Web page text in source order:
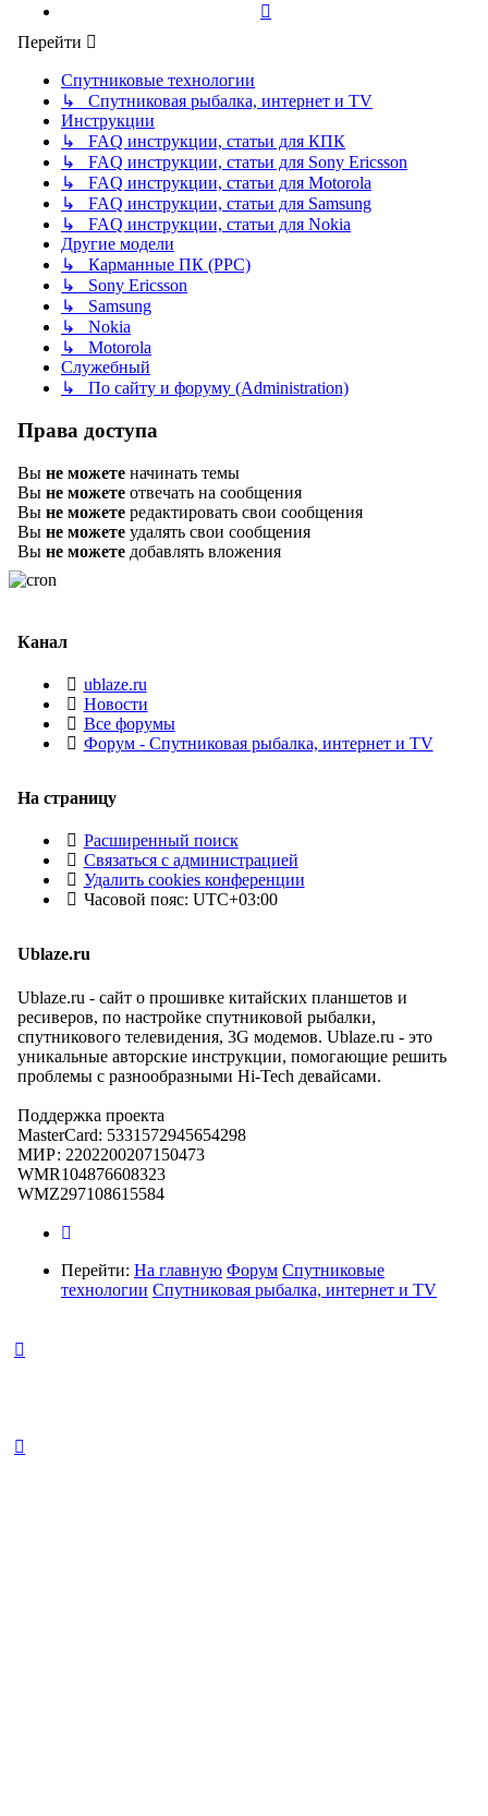
Перейти
Спутниковые технологии
↳ Спутниковая рыбалка, интернет и TV
Инструкции
↳ FAQ инструкции, статьи для КПК
↳ FAQ инструкции, статьи для Sony Ericsson
↳ FAQ инструкции, статьи для Motorola
↳ FAQ инструкции, статьи для Samsung
↳ FAQ инструкции, статьи для Nokia
Другие модели
↳ Карманные ПК (PPC)
↳ Sony Ericsson
↳ Samsung
↳ Nokia
↳ Motorola
Служебный
↳ По сайту и форуму (Administration)
Права доступа
Вы не можете начинать темы
Вы не можете отвечать на сообщения
Вы не можете редактировать свои сообщения
Вы не можете удалять свои сообщения
Вы не можете добавлять вложения
Канал
ublaze.ru
Новости
Все форумы
Форум - Спутниковая рыбалка, интернет и TV
На страницу
Расширенный поиск
Связаться с администрацией
Удалить cookies конференции
Часовой пояс: UTC+03:00
Ublaze.ru
Ublaze.ru - сайт о прошивке китайских планшетов и
ресиверов, по настройке спутниковой рыбалки,
спутникового телевидения, 3G модемов. Ublaze.ru - это
уникальные авторские инструкции, помогающие решить
проблемы с разнообразными Hi-Tech девайсами.
Поддержка проекта
MasterCard: 5331572945654298
МИР: 2202200207150473
WMR104876608323
WMZ297108615584
Перейти: На главную Форум Спутниковые
технологии Спутниковая рыбалка, интернет и TV